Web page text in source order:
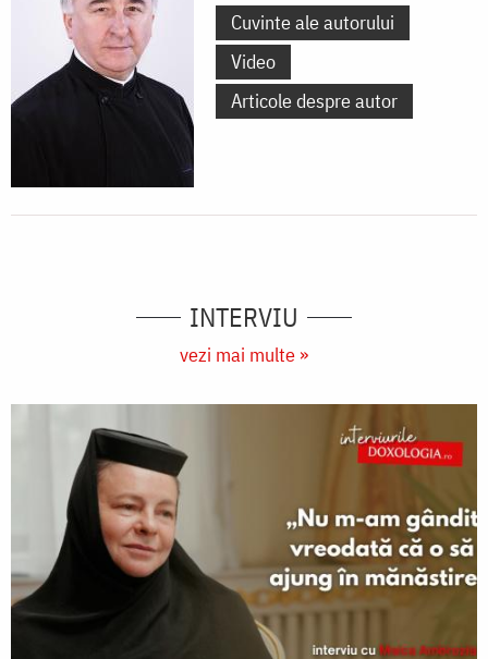
Cuvinte ale autorului
Video
Articole despre autor
INTERVIU
vezi mai multe »